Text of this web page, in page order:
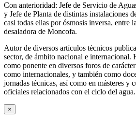
Con anterioridad: Jefe de Servicio de
y Jefe de Planta de distintas instalaciones
casi todas ellas por ósmosis inversa, entre
desaladora de Moncofa.
Autor de diversos artículos técnicos
sector, de ámbito nacional e internacional.
como ponente en diversos foros de
como internacionales, y también como
jornadas técnicas, así como en másteres y
oficiales relacionados con el ciclo del agua.
×